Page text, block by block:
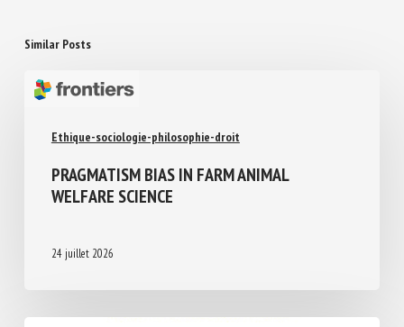
Similar Posts
Ethique-sociologie-philosophie-droit
PRAGMATISM BIAS IN FARM ANIMAL
WELFARE SCIENCE
24 juillet 2026